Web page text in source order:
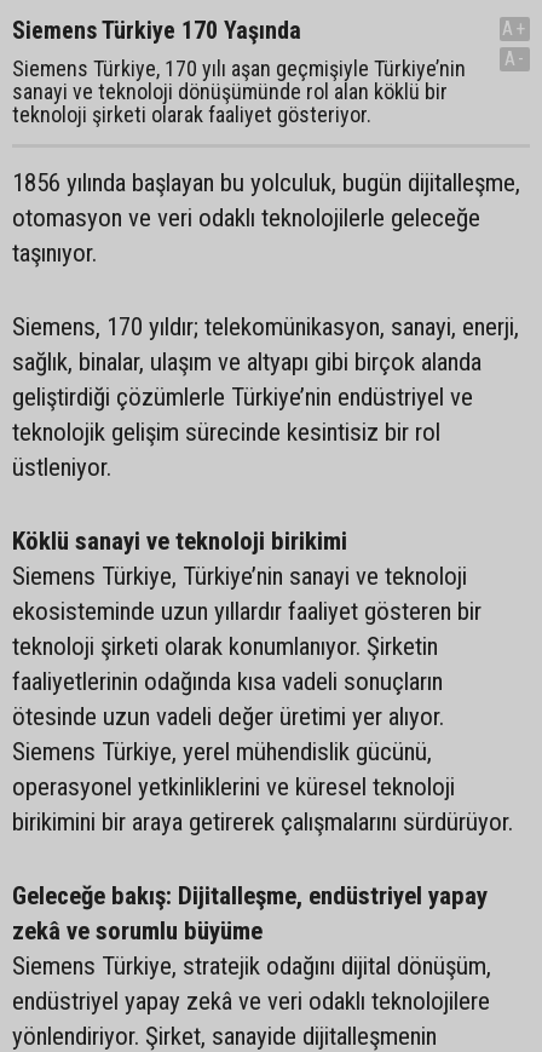
Siemens Türkiye 170 Yaşında
Siemens Türkiye, 170 yılı aşan geçmişiyle Türkiye’nin
sanayi ve teknoloji dönüşümünde rol alan köklü bir
teknoloji şirketi olarak faaliyet gösteriyor.
A+
A-
1856 yılında başlayan bu yolculuk, bugün dijitalleşme,
otomasyon ve veri odaklı teknolojilerle geleceğe
taşınıyor.
Siemens, 170 yıldır; telekomünikasyon, sanayi, enerji,
sağlık, binalar, ulaşım ve altyapı gibi birçok alanda
geliştirdiği çözümlerle Türkiye’nin endüstriyel ve
teknolojik gelişim sürecinde kesintisiz bir rol
üstleniyor.
Köklü sanayi ve teknoloji birikimi
Siemens Türkiye, Türkiye’nin sanayi ve teknoloji
ekosisteminde uzun yıllardır faaliyet gösteren bir
teknoloji şirketi olarak konumlanıyor. Şirketin
faaliyetlerinin odağında kısa vadeli sonuçların
ötesinde uzun vadeli değer üretimi yer alıyor.
Siemens Türkiye, yerel mühendislik gücünü,
operasyonel yetkinliklerini ve küresel teknoloji
birikimini bir araya getirerek çalışmalarını sürdürüyor.
Geleceğe bakış: Dijitalleşme, endüstriyel yapay
zekâ ve sorumlu büyüme
Siemens Türkiye, stratejik odağını dijital dönüşüm,
endüstriyel yapay zekâ ve veri odaklı teknolojilere
yönlendiriyor. Şirket, sanayide dijitalleşmenin